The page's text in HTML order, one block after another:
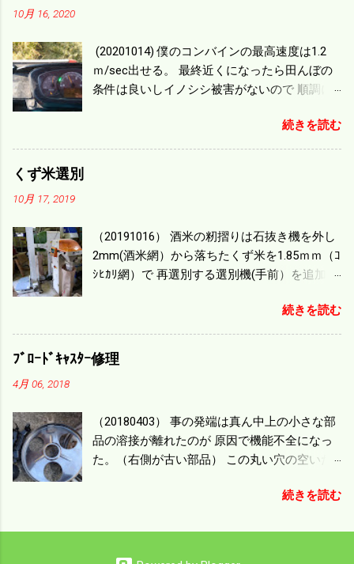
10月 16, 2020
(20201014) 僕のコンバインの最高速度は1.2
ｍ/sec出せる。 最終近くになったら田んぼの
条件は良いしイノシシ被害がないので 順調に
ｍ/min、4.32ｋｍ/hrになり 幅は約2ｍだから
0.864/haの作業能力がある。 実際は回転した
機の容量、籾摺りの能力などのバランスの問
題で 今の機種で満足している。 というより買
った時はまだ耕作面積が少なく手が出せ 無か
のがある。キャビン付きだから一度は乗って
みたいと思う。 町内では5条刈りの100㎰で作
業する人がいる。 秋作業は儲かるというのが
続きを読む
くず米選別
10月 17, 2019
（20191016） 酒米の籾摺りは石抜き機を外し
2mm(酒米網）から落ちたくず米を1.85ｍｍ（ｺ
ｼﾋｶﾘ網）で 再選別する選別機(手前）を追加す
ず米より2倍近い値段になる。 後で選別するの
には手間がかかるので 一度に選別するやり方
を随分前からこの方式にした。 今年は酒米30
㎏を40袋したところで未熟が3袋出る。 1.85ｍ
めるほど忙しい。 広島県の作況指数は98だと
いう。 実感としては90が正しいと思うが こん
な年はくず米が多い。 食協という米を扱う会
と8月の酷暑、あげくウンカの被害と トリプル
つ。 僕の最終作況指数はどんなことになるの
続きを読む
ﾌﾞﾛｰﾄﾞｷｬｽﾀｰ修理
4月 06, 2018
（20180403） 事の発端は真ん中上の小さな部
品の溶接が離れたのが 原因で機能不全になっ
た。（右側が古い部品） この丸い穴の空いた
下を調整するシャッターになっている。 シャ
は全く使えなくなった。 部品のステンレスの
続きを読む